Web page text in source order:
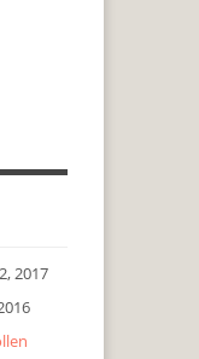
2017